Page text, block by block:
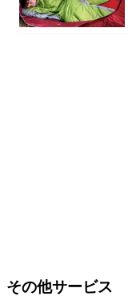
その他サービス